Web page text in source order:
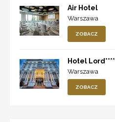
Air Hotel
Warszawa
ZOBACZ
Hotel Lord****
Warszawa
ZOBACZ